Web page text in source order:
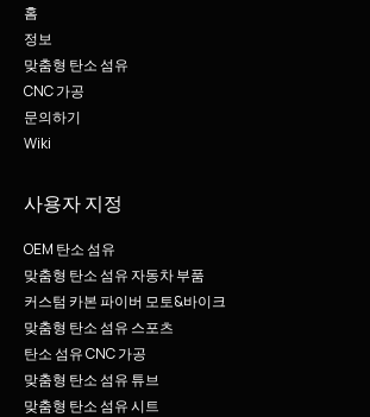
홈
정보
맞춤형 탄소 섬유
CNC 가공
문의하기
Wiki
사용자 지정
OEM 탄소 섬유
맞춤형 탄소 섬유 자동차 부품
커스텀 카본 파이버 모토&바이크
맞춤형 탄소 섬유 스포츠
탄소 섬유 CNC 가공
맞춤형 탄소 섬유 튜브
맞춤형 탄소 섬유 시트